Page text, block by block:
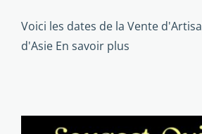
Voici les dates de la Vente
d'Asie En savoir plus